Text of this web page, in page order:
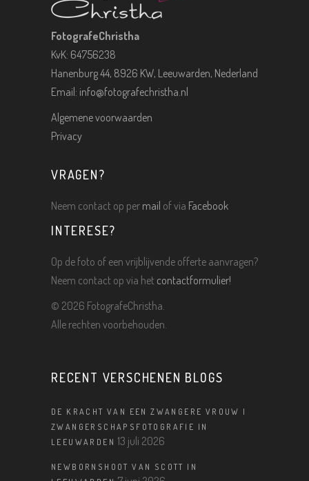
FotografeChristha
KvK: 64756238
Hanenburg 44, 8926 KW, Leeuwarden, Nederland
Email: info@fotografechristha.nl
Algemene voorwaarden
Privacy
VRAGEN?
Neem contact op per mail of via Facebook
INTERESE?
Op de foto of een vrijblijvende offerte aanvragen?
Neem contact op via het contactformulier!
© 2026 FotografeChristha.
Alle rechten voorbehouden.
RECENT VERSCHENEN BLOGS
DE KRACHT VAN EEN ZWANGERE VROUW |
ZWANGERSCHAPSFOTOGRAFIE IN
LEEUWARDEN 13 juli 2026
NEWBORNSHOOT VAN SCOTT IN